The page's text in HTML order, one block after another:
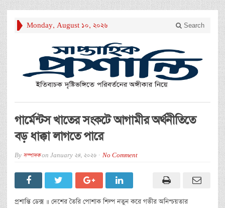
Monday, August 10, 2026 Search
গার্মেন্টস খাতের সংকটে আগামীর অর্থনীতিতে
বড় ধাক্কা লাগতে পারে
By সম্পাদকon January 24, 2026 No Comment
প্রশান্তি ডেক্স ॥ দেশের তৈরি পোশাক শিল্প নতুন করে গভীর অনিশ্চয়তার